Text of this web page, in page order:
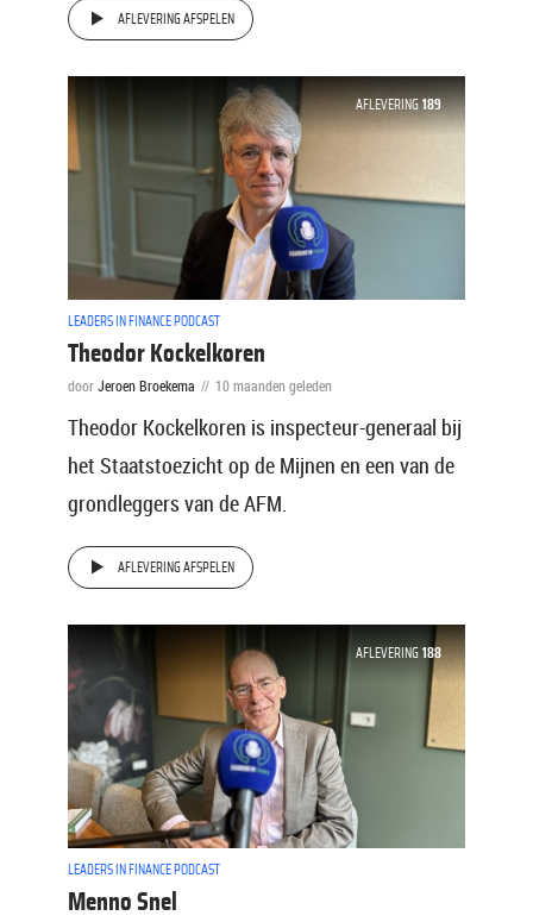
AFLEVERING AFSPELEN
AFLEVERING 189
LEADERS IN FINANCE PODCAST
Theodor Kockelkoren
doorJeroen Broekema 10 maanden geleden
Theodor Kockelkoren is inspecteur-generaal bij
het Staatstoezicht op de Mijnen en een van de
grondleggers van de AFM.
AFLEVERING AFSPELEN
AFLEVERING 188
LEADERS IN FINANCE PODCAST
Menno Snel